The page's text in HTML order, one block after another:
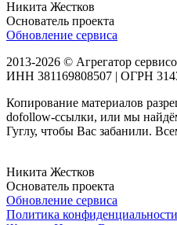
Никита Жестков
Основатель проекта
Обновление сервиса
2013-2026 © Агрегатор
ИНН 381169808507 | ОГРН
Копирование материалов
dofollow-ссылки, или мы
Гуглу, чтобы Вас забанили.
Никита Жестков
Основатель проекта
Обновление сервиса
Политика конфиденциальности